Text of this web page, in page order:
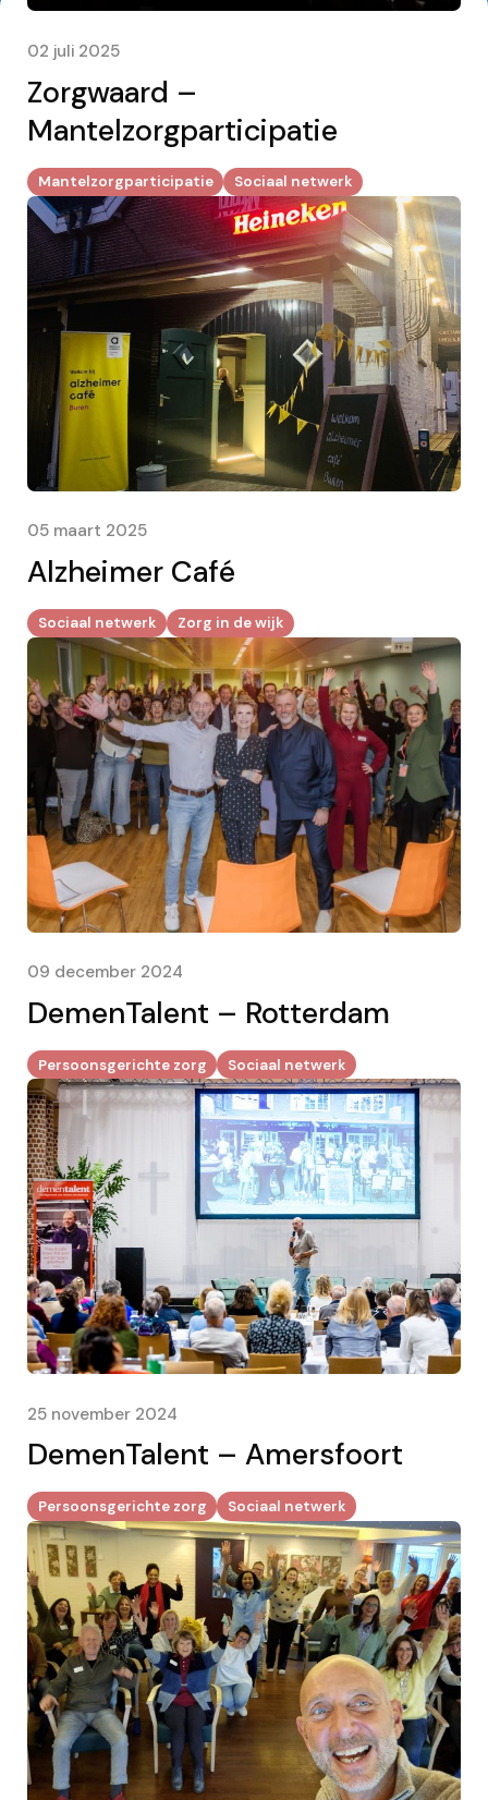
02 juli 2025
Zorgwaard –
Mantelzorgparticipatie
Mantelzorgparticipatie Sociaal netwerk
05 maart 2025
Alzheimer Café
Sociaal netwerk Zorg in de wijk
09 december 2024
DemenTalent – Rotterdam
Persoonsgerichte zorg Sociaal netwerk
25 november 2024
DemenTalent – Amersfoort
Persoonsgerichte zorg Sociaal netwerk